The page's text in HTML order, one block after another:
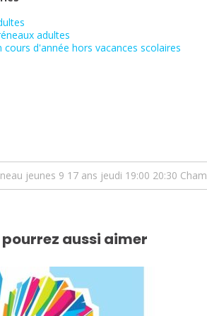
adultes
cours d'année hors vacances scolaires
jeunes 9 17 ans jeudi 19:00 20:30
aussi aimer